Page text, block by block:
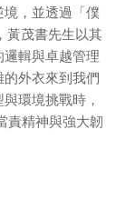
，並透過「僕
黃茂書先生以其
輯與卓越管理
外衣來到我們
環境挑戰時，
責精神與強大韌